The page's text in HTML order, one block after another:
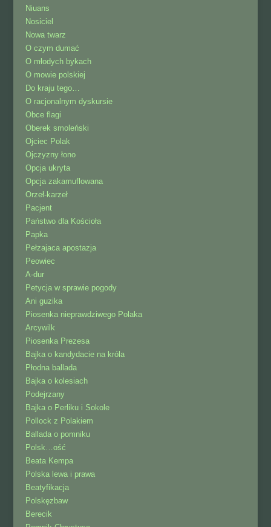
Niuans
Nosiciel
Nowa twarz
O czym dumać
O młodych bykach
O mowie polskiej
Do kraju tego…
O racjonalnym dyskursie
Obce flagi
Oberek smoleński
Ojciec Polak
Ojczyzny łono
Opcja ukryta
Opcja zakamuflowana
Orzeł-karzeł
Pacjent
Państwo dla Kościoła
Papka
Pełzajaca apostazja
Peowiec
A-dur
Petycja w sprawie pogody
Ani guzika
Piosenka nieprawdziwego Polaka
Arcywilk
Piosenka Prezesa
Bajka o kandydacie na króla
Płodna ballada
Bajka o kolesiach
Podejrzany
Bajka o Perliku i Sokole
Pollock z Polakiem
Ballada o pomniku
Polsk…ość
Beata Kempa
Polska lewa i prawa
Beatyfikacja
Polskęzbaw
Berecik